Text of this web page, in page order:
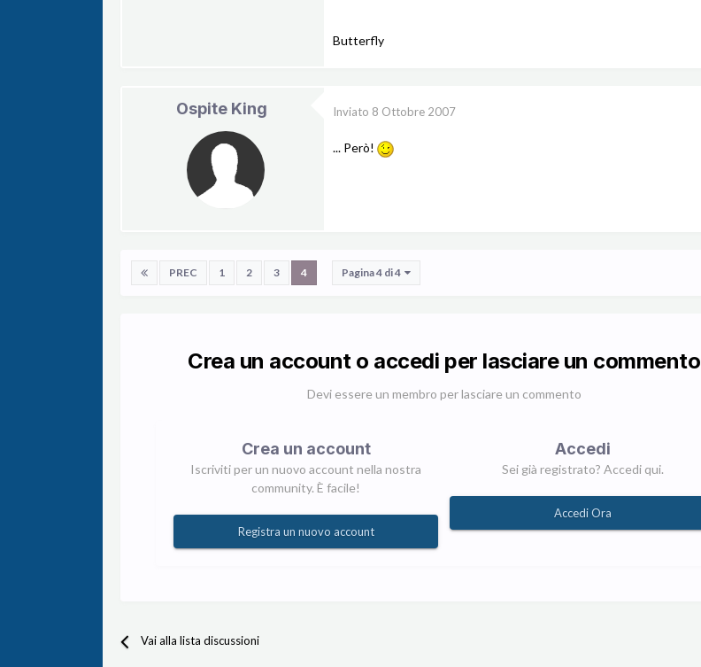
Butterfly
Ospite King Inviato 8 Ottobre 2007
... Però!
PREC 1 2 3 4 Pagina 4 di 4
Crea un account o accedi per lasciare un commento
Devi essere un membro per lasciare un commento
Crea un account
Iscriviti per un nuovo account nella nostra
community. È facile!
Registra un nuovo account
Accedi
Sei già registrato? Accedi qui.
Accedi Ora
Vai alla lista discussioni